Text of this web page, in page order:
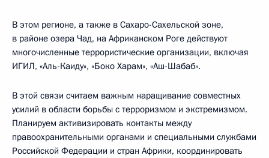
В этом регионе, а также в Сахаро-Сахельской зоне,
в районе озера Чад, на Африканском Роге действуют
многочисленные террористические организации, включая
ИГИЛ, «Аль-Каиду», «Боко Харам», «Аш-Шабаб».
В этой связи считаем важным наращивание совместных
усилий в области борьбы с терроризмом и экстремизмом.
Планируем активизировать контакты между
правоохранительными органами и специальными службами
Российской Федерации и стран Африки, координировать